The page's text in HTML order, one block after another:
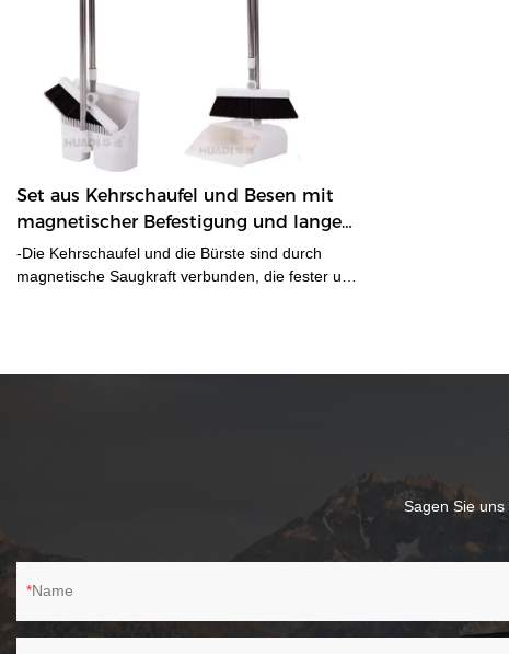
Set aus Kehrschaufel und Besen mit
magnetischer Befestigung und langem
Griff
-Die Kehrschaufel und die Bürste sind durch
magnetische Saugkraft verbunden, die fester und
Sagen Sie
Name